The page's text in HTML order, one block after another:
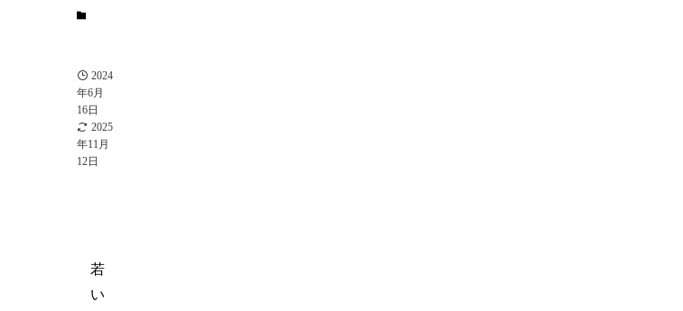
2024
年6月
16日
2025
年11月
12日
若
い